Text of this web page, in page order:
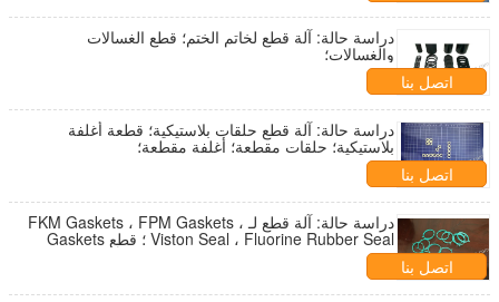
دراسة حالة: آلة قطع لخاتم الختم؛ قطع الغسالات
والغسالات؛
اتصل بنا
دراسة حالة: آلة قطع حلقات بلاستيكية؛ قطعة أغلفة
بلاستيكية؛ حلقات مقطعة؛ أغلفة مقطعة؛
اتصل بنا
دراسة حالة: آلة قطع لـ FKM Gaskets ، FPM Gaskets ،
Viston Seal ، Fluorine Rubber Seal ؛ قطع Gaskets
اتصل بنا